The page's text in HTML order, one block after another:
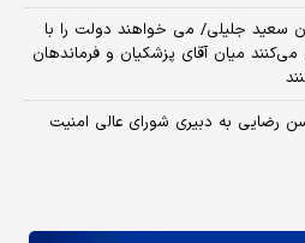
سعید جلیلی/ می خواهند دولت را با
میان آقای پزشکیان و فرماندهان
رضایی به دبیری شورای عالی امنیت